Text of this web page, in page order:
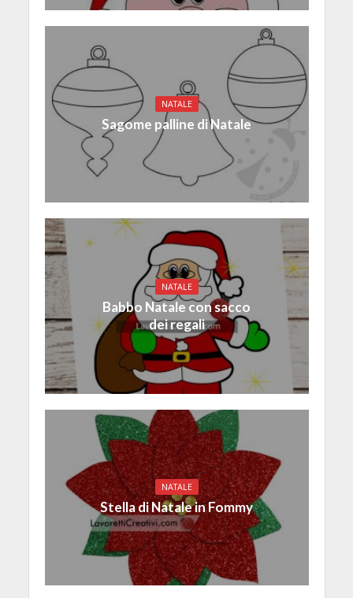
NATALE
Sagome palline di Natale
NATALE
Babbo Natale con sacco
dei regali
NATALE
Stella di Natale in Fommy